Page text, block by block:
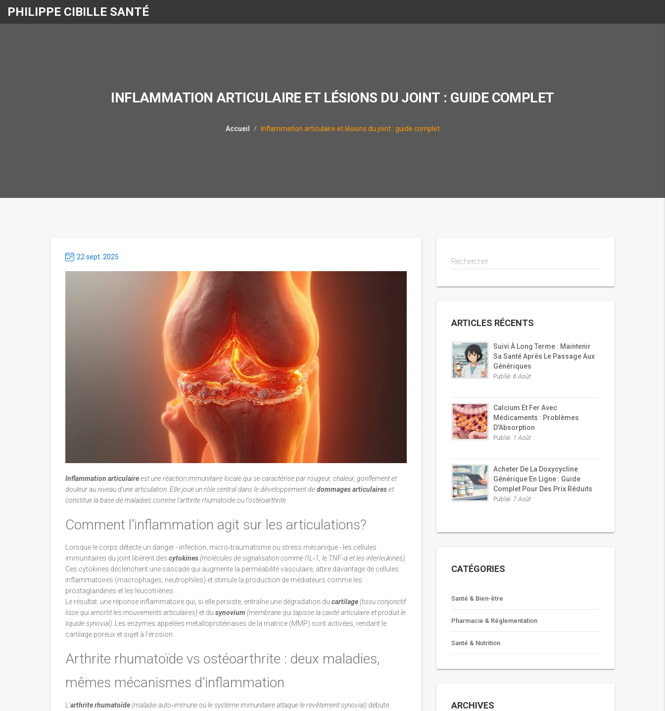
PHILIPPE CIBILLE SANTÉ
INFLAMMATION ARTICULAIRE ET LÉSIONS DU JOINT : GUIDE COMPLET
Accueil Inflammation articulaire et lésions du joint : guide complet
22 sept. 2025
Inflammation articulaireest uneréaction immunitaire locale qui se caractérise par rougeur, chaleur, gonflement et
douleur au niveau d'une articulation . Elle joue un rôle central dans le développement dedommages articulaireset
constitue la base de maladies comme l'arthrite rhumatoïde ou l'ostéoarthrite.
Comment l'inflammation agit sur les articulations?
Lorsque le corps détecte un danger - infection, micro‑traumatisme ou stress mécanique - les cellules
immunitaires du joint libèrent des cytokines(molécules de signalisation comme l'IL‑1, le TNF‑α et les interleukines)
Ces cytokines déclenchent une cascade qui augmente la perméabilité vasculaire, attire davantage de cellules
inflammatoires (macrophages, neutrophiles) et stimule la production de médiateurs comme les
prostaglandines et les leucotriènes.
Le résultat: une réponse inflammatoire qui, si elle persiste, entraîne une dégradation du cartilage(tissu conjonctif
lisse qui amortit les mouvements articulaires) et du synovium (membrane qui tapisse la cavité articulaire et produit le
liquide synovial) . Les enzymes appelées métalloprotéinases de la matrice (MMP) sont activées, rendant le
cartilage poreux et sujet à l'érosion.
Arthrite rhumatoïde vs ostéoarthrite : deux maladies,
mêmes mécanismes d'inflammation
L'arthrite rhumatoïde(maladie auto‑immune où le système immunitaire attaque le revêtement synovial) débute
Rechercher
ARTICLES RÉCENTS
Suivi À Long Terme : Maintenir
Sa Santé Après Le Passage Aux
Génériques
Publié: 6 Août
Calcium Et Fer Avec
Médicaments : Problèmes
D'Absorption
Publié: 1 Août
Acheter De La Doxycycline
Générique En Ligne : Guide
Complet Pour Des Prix Réduits
Publié: 7 Août
CATÉGORIES
Santé & Bien-être
Pharmacie & Réglementation
Santé & Nutrition
ARCHIVES